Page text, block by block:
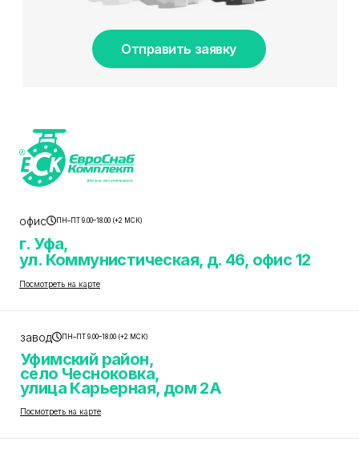
Отправить заявку
офис ПН–ПТ 9.00–18.00 (+2 МСК)
г. Уфа,
ул. Коммунистическая, д. 46, офис 12
Посмотреть на карте
завод ПН–ПТ 9.00–18.00 (+2 МСК)
Уфимский район,
село Чесноковка,
улица Карьерная, дом 2А
Посмотреть на карте